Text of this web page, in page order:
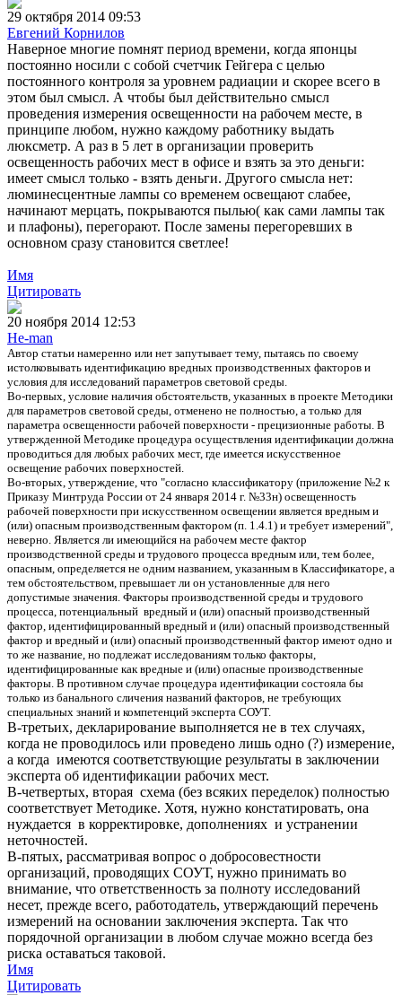
29 октября 2014 09:53
Евгений Корнилов
Наверное многие помнят период времени, когда японцы
постоянно носили с собой счетчик Гейгера с целью
постоянного контроля за уровнем радиации и скорее всего в
этом был смысл. А чтобы был действительно смысл
проведения измерения освещенности на рабочем месте, в
принципе любом, нужно каждому работнику выдать
люксметр. А раз в 5 лет в организации проверить
освещенность рабочих мест в офисе и взять за это деньги:
имеет смысл только - взять деньги. Другого смысла нет:
люминесцентные лампы со временем освещают слабее,
начинают мерцать, покрываются пылью( как сами лампы так
и плафоны), перегорают. После замены перегоревших в
основном сразу становится светлее!
Имя
Цитировать
20 ноября 2014 12:53
He-man
Автор статьи намеренно или нет запутывает тему, пытаясь по своему
истолковывать идентификацию вредных производственных факторов и
условия для исследований параметров световой среды.
Во-первых, условие наличия обстоятельств, указанных в проекте Методики
для параметров световой среды, отменено не полностью, а только для
параметра освещенности рабочей поверхности - прецизионные работы. В
утвержденной Методике процедура осуществления идентификации должна
проводиться для любых рабочих мест, где имеется искусственное
освещение рабочих поверхностей.
Во-вторых, утверждение, что "согласно классификатору (приложение №2 к
Приказу Минтруда России от 24 января 2014 г. №33н) освещенность
рабочей поверхности при искусственном освещении является вредным и
(или) опасным производственным фактором (п. 1.4.1) и требует измерений",
неверно. Является ли имеющийся на рабочем месте фактор
производственной среды и трудового процесса вредным или, тем более,
опасным, определяется не одним названием, указанным в Классификаторе, а
тем обстоятельством, превышает ли он установленные для него
допустимые значения. Факторы производственной среды и трудового
процесса, потенциальный вредный и (или) опасный производственный
фактор, идентифицированный вредный и (или) опасный производственный
фактор и вредный и (или) опасный производственный фактор имеют одно и
то же название, но подлежат исследованиям только факторы,
идентифицированные как вредные и (или) опасные производственные
факторы. В противном случае процедура идентификации состояла бы
только из банального сличения названий факторов, не требующих
специальных знаний и компетенций эксперта СОУТ.
В-третьих, декларирование выполняется не в тех случаях,
когда не проводилось или проведено лишь одно (?) измерение,
а когда имеются соответствующие результаты в заключении
эксперта об идентификации рабочих мест.
В-четвертых, вторая схема (без всяких переделок) полностью
соответствует Методике. Хотя, нужно констатировать, она
нуждается в корректировке, дополнениях и устранении
неточностей.
В-пятых, рассматривая вопрос о добросовестности
организаций, проводящих СОУТ, нужно принимать во
внимание, что ответственность за полноту исследований
несет, прежде всего, работодатель, утверждающий перечень
измерений на основании заключения эксперта. Так что
порядочной организации в любом случае можно всегда без
риска оставаться таковой.
Имя
Цитировать